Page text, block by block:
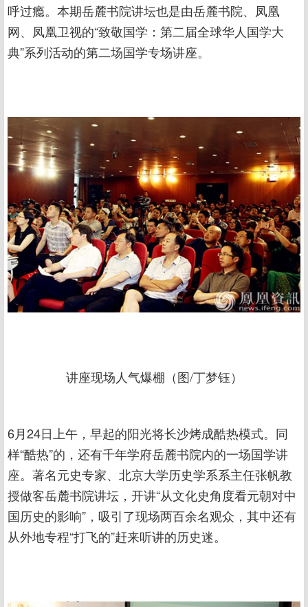
呼过瘾。本期岳麓书院讲坛也是由岳麓书院、凤凰
网、凤凰卫视的“致敬国学：第二届全球华人国学大
典”系列活动的第二场国学专场讲座。
讲座现场人气爆棚（图/丁梦钰）
6月24日上午，早起的阳光将长沙烤成酷热模式。同
样“酷热”的，还有千年学府岳麓书院内的一场国学讲
座。著名元史专家、北京大学历史学系系主任张帆教
授做客岳麓书院讲坛，开讲“从文化史角度看元朝对中
国历史的影响”，吸引了现场两百余名观众，其中还有
从外地专程“打飞的”赶来听讲的历史迷。